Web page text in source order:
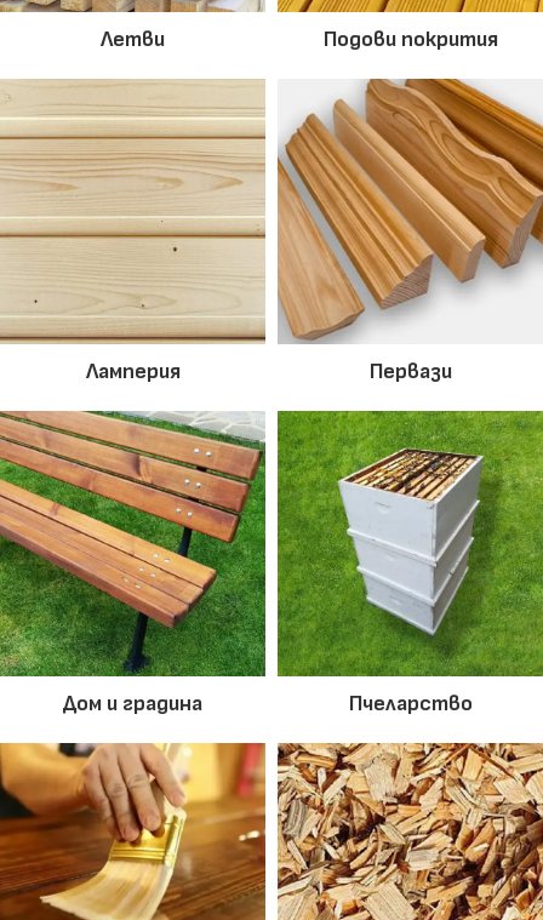
Летви Подови покрития
Ламперия Первази
Дом и градина Пчеларство